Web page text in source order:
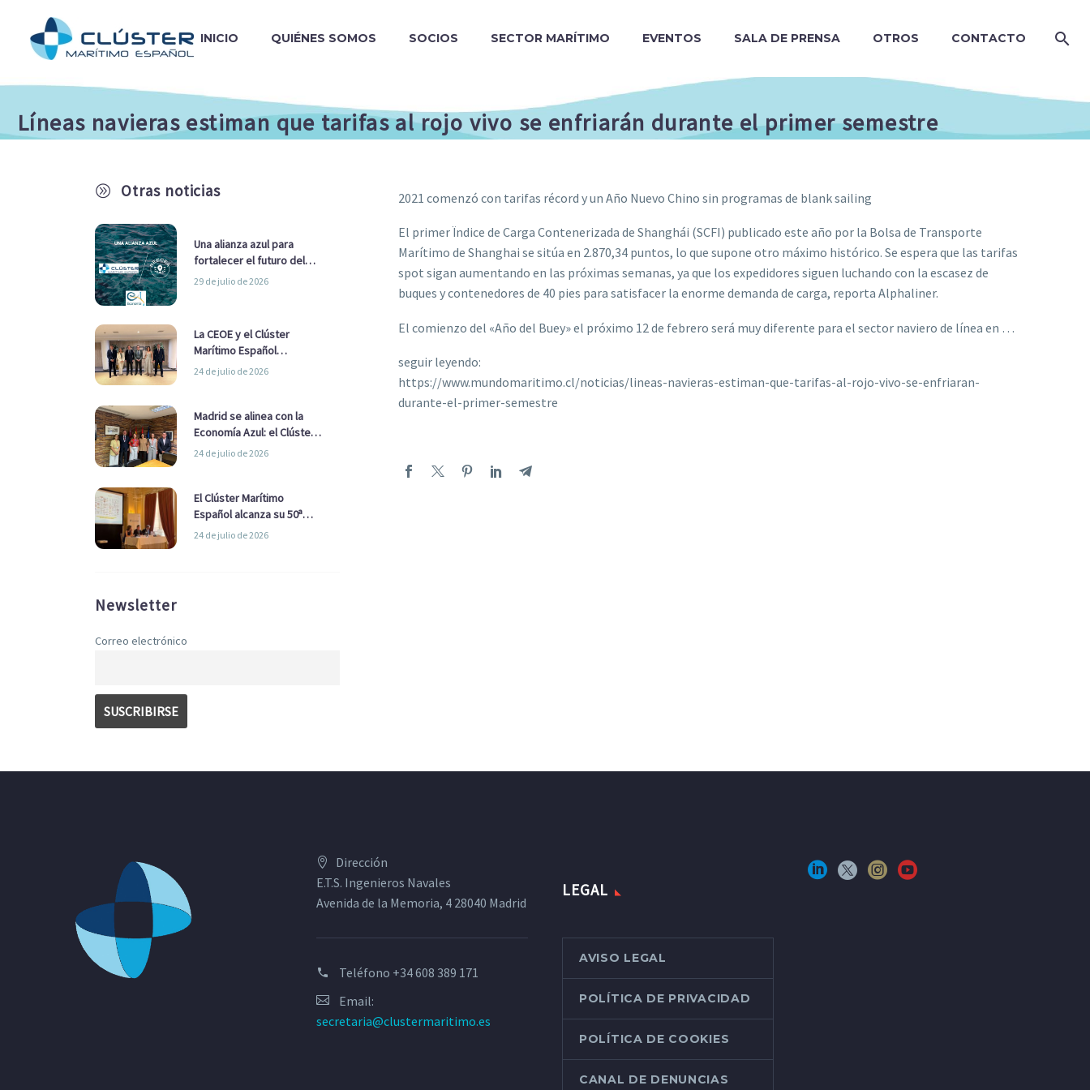
INICIO QUIÉNES SOMOS SOCIOS SECTOR MARÍTIMO EVENTOS SALA DE PRENSA OTROS CONTACTO
Líneas navieras estiman que tarifas al rojo vivo se enfriarán durante el primer semestre
A Otras noticias
Una alianza azul para
fortalecer el futuro del
sector marítimo
29 de julio de 2026
La CEOE y el Clúster
Marítimo Español
refuerzan su alianza para
24 de julio de 2026
Madrid se alinea con la
Economía Azul: el Clúster
Marítimo Español y la Real
Ayuntamiento
24 de julio de 2026
El Clúster Marítimo
Español alcanza su 50ª
Asamblea reafirmando su
24 de julio de 2026
Newsletter
Correo electrónico
2021 comenzó con tarifas récord y un Año Nuevo Chino sin programas de blank sailing
El primer Ïndice de Carga Contenerizada de Shanghái (SCFI) publicado este año por la Bolsa de Transporte
Marítimo de Shanghai se sitúa en 2.870,34 puntos, lo que supone otro máximo histórico. Se espera que las tarifas
spot sigan aumentando en las próximas semanas, ya que los expedidores siguen luchando con la escasez de
buques y contenedores de 40 pies para satisfacer la enorme demanda de carga, reporta Alphaliner.
El comienzo del «Año del Buey» el próximo 12 de febrero será muy diferente para el sector naviero de línea en …
seguir leyendo:
https://www.mundomaritimo.cl/noticias/lineas-navieras-estiman-que-tarifas-al-rojo-vivo-se-enfriaran-
durante-el-primer-semestre
Dirección
E.T.S. Ingenieros Navales
Avenida de la Memoria, 4 28040 Madrid
Teléfono +34 608 389 171
Email:
secretaria@clustermaritimo.es
LEGAL
AVISO LEGAL
POLÍTICA DE PRIVACIDAD
POLÍTICA DE COOKIES
CANAL DE DENUNCIAS